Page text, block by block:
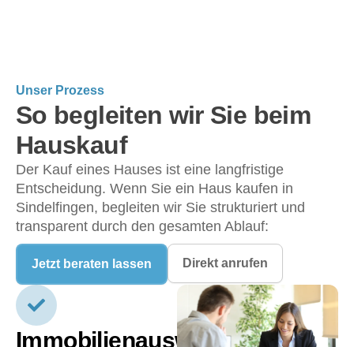
Unser Prozess
So begleiten wir Sie beim
Hauskauf
Der Kauf eines Hauses ist eine langfristige
Entscheidung. Wenn Sie ein Haus kaufen in
Sindelfingen, begleiten wir Sie strukturiert und
transparent durch den gesamten Ablauf:
Jetzt beraten lassen Direkt anrufen
Immobilienauswahl